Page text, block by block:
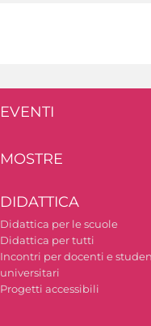
EVENTI
MOSTRE
DIDATTICA
Didattica per le scuole
Didattica per tutti
Incontri per docenti e
universitari
Progetti accessibili